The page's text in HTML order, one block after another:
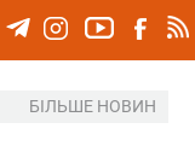
БІЛЬШЕ НОВИН